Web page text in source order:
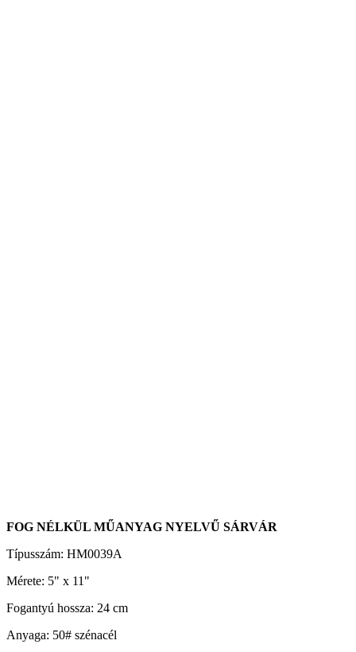
FOG NÉLKÜL MŰANYAG NYELVŰ SÁRVÁR
Típusszám: HM0039A
Mérete: 5" x 11"
Fogantyú hossza: 24 cm
Anyaga: 50# szénacél